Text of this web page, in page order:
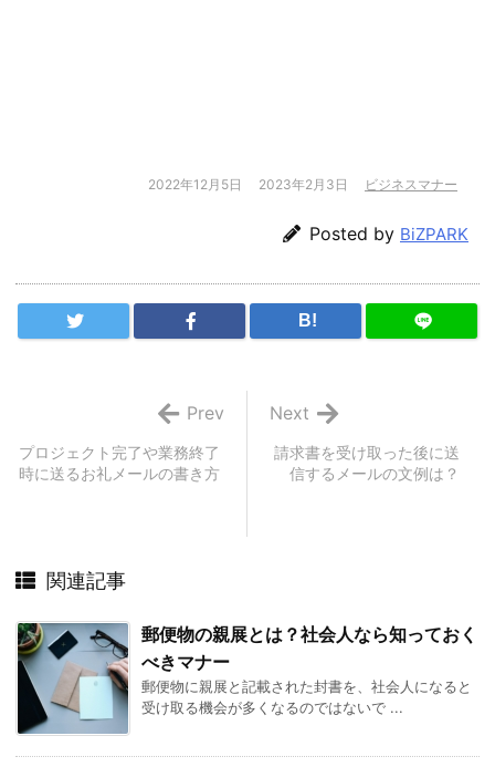
2022年12月5日 2023年2月3日 ビジネスマナー
Posted by BiZPARK
B!
請求書を受け取った後に送
信するメールの文例は？
Next
プロジェクト完了や業務終了
時に送るお礼メールの書き方
Prev
関連記事
郵便物の親展とは？社会人なら知っておく
べきマナー
郵便物に親展と記載された封書を、社会人になると
受け取る機会が多くなるのではないで ...